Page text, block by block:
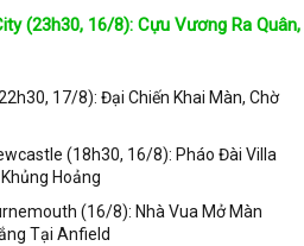
(23h30, 16/8): Cựu Vương Ra Quân,
17/8): Đại Chiến Khai Màn, Chờ
(18h30, 16/8): Pháo Đài Villa
Hoảng
(16/8): Nhà Vua Mở Màn
Tại Anfield